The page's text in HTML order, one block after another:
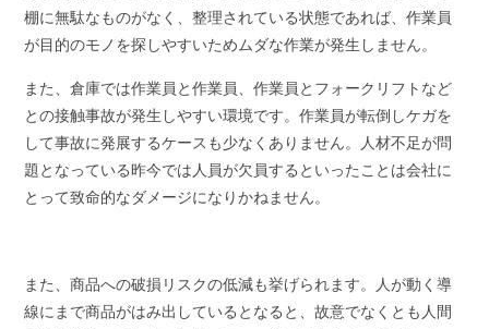
棚に無駄なものがなく、整理されている状態であれば、作業員
が目的のモノを探しやすいためムダな作業が発生しません。
また、倉庫では作業員と作業員、作業員とフォークリフトなど
との接触事故が発生しやすい環境です。作業員が転倒しケガを
して事故に発展するケースも少なくありません。人材不足が問
題となっている昨今では人員が欠員するといったことは会社に
とって致命的なダメージになりかねません。
また、商品への破損リスクの低減も挙げられます。人が動く導
線にまで商品がはみ出しているとなると、故意でなくとも人間